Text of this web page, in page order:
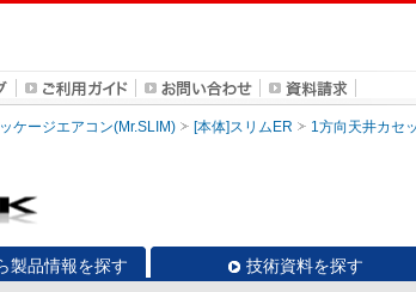
ケージエアコン(Mr.SLIM) [本体]スリムER 1方向天井カセ
製品情報を探す 技術資料を探す